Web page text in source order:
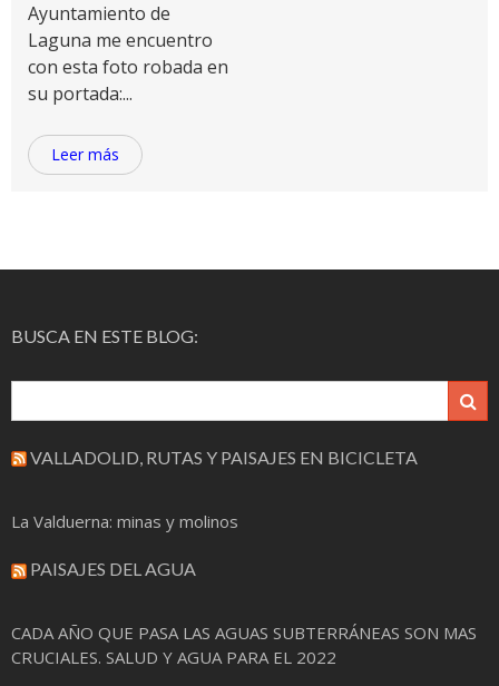
Ayuntamiento de
Laguna me encuentro
con esta foto robada en
su portada:...
Leer más
BUSCA EN ESTE BLOG:
VALLADOLID, RUTAS Y PAISAJES EN BICICLETA
La Valduerna: minas y molinos
PAISAJES DEL AGUA
CADA AÑO QUE PASA LAS AGUAS SUBTERRÁNEAS SON MAS
CRUCIALES. SALUD Y AGUA PARA EL 2022